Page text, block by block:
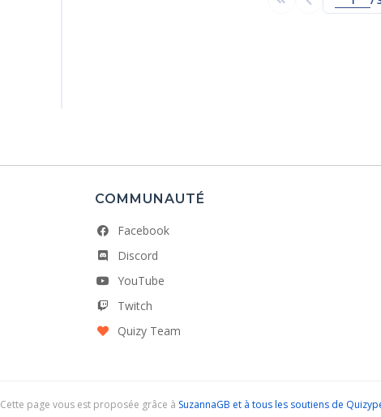
COMMUNAUTÉ
Facebook
Discord
YouTube
Twitch
Quizy Team
Cette page vous est proposée grâce à SuzannaGB et à tous les soutiens de